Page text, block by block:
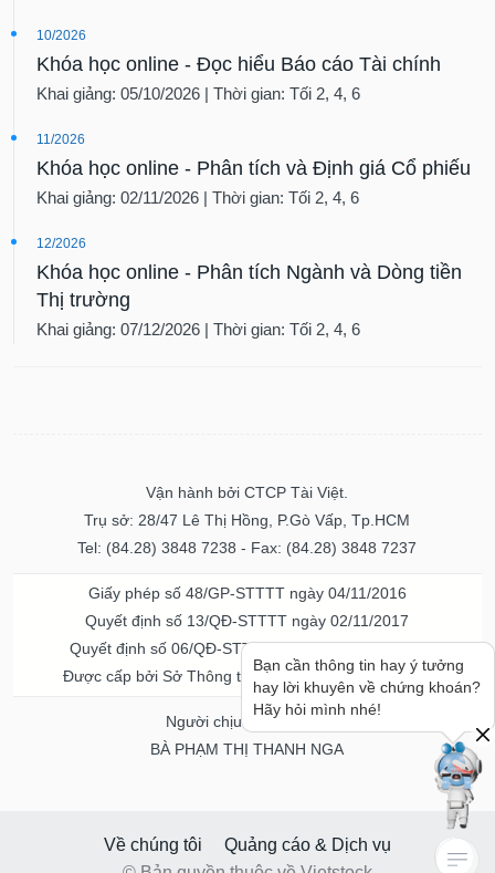
10/2026
Khóa học online - Đọc hiểu Báo cáo Tài chính
Khai giảng: 05/10/2026 | Thời gian: Tối 2, 4, 6
11/2026
Khóa học online - Phân tích và Định giá Cổ phiếu
Khai giảng: 02/11/2026 | Thời gian: Tối 2, 4, 6
12/2026
Khóa học online - Phân tích Ngành và Dòng tiền
Thị trường
Khai giảng: 07/12/2026 | Thời gian: Tối 2, 4, 6
Vận hành bởi CTCP Tài Việt.
Trụ sở: 28/47 Lê Thị Hồng, P.Gò Vấp, Tp.HCM
Tel: (84.28) 3848 7238 - Fax: (84.28) 3848 7237
Giấy phép số 48/GP-STTTT ngày 04/11/2016
Quyết định số 13/QĐ-STTTT ngày 02/11/2017
Quyết định số 06/QĐ-STTTT-ICP ngày 20/07/2023
Được cấp bởi Sở Thông tin và Truyền thông TPHCM
Người chịu trách nhiệm
BÀ PHẠM THỊ THANH NGA
Về chúng tôi
Quảng cáo & Dịch vụ
Bạn cần thông tin hay ý tưởng
hay lời khuyên về chứng khoán?
Hãy hỏi mình nhé!